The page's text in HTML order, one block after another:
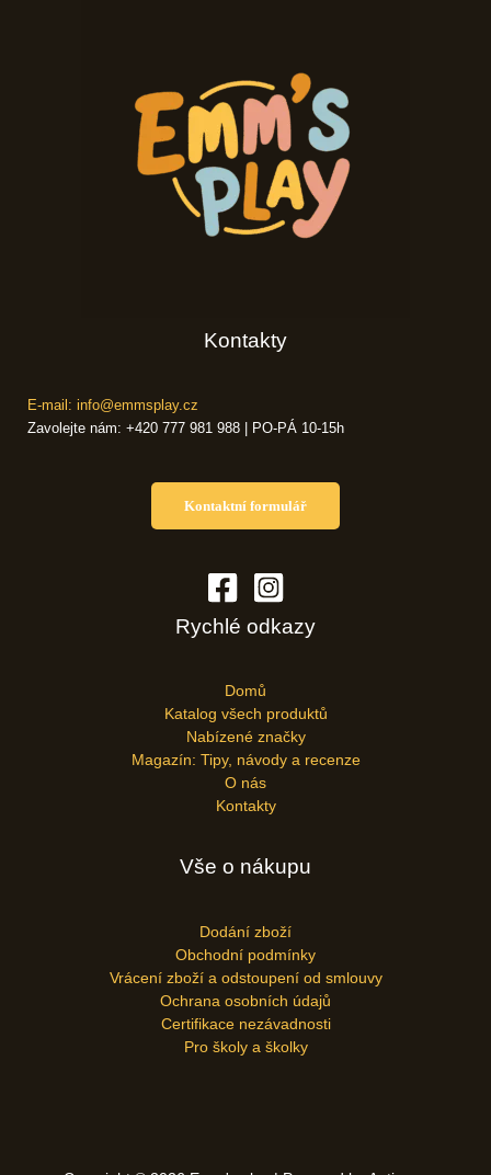
Kontakty
E-mail: info@emmsplay.cz
Zavolejte nám: +420 777 981 988 | PO-PÁ 10-15h
Kontaktní formulář
Rychlé odkazy
Domů
Katalog všech produktů
Nabízené značky
Magazín: Tipy, návody a recenze
O nás
Kontakty
Vše o nákupu
Dodání zboží
Obchodní podmínky
Vrácení zboží a odstoupení od smlouvy
Ochrana osobních údajů
Certifikace nezávadnosti
Pro školy a školky